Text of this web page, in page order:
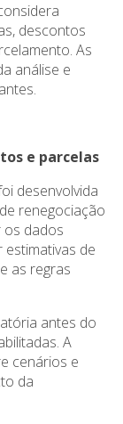
descontos
As
análise e
e parcelas
desenvolvida
renegociação
os dados
de
as regras
antes do
A
cenários e
da